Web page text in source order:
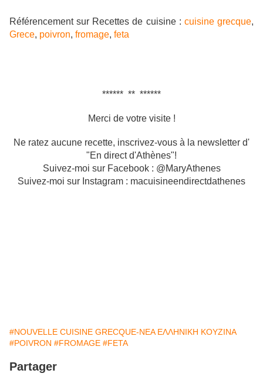
Référencement sur Recettes de cuisine : cuisine grecque,
Grece, poivron, fromage, feta
****** ** ******
Merci de votre visite !
Ne ratez aucune recette, inscrivez-vous à la newsletter d'
"En direct d'Athènes"!
Suivez-moi sur Facebook : @MaryAthenes
Suivez-moi sur Instagram : macuisineendirectdathenes
#NOUVELLE CUISINE GRECQUE-ΝΕΑ ΕΛΛΗΝΙΚΗ ΚΟΥΖΙΝΑ
#POIVRON #FROMAGE #FETA
Partager